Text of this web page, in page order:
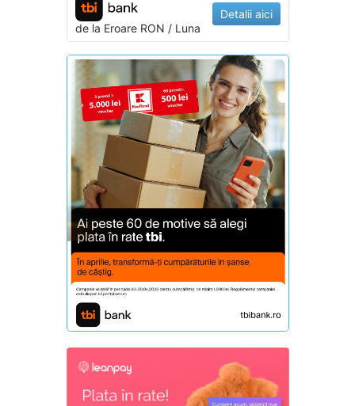
de la EroareRON / Luna
Detalii aici